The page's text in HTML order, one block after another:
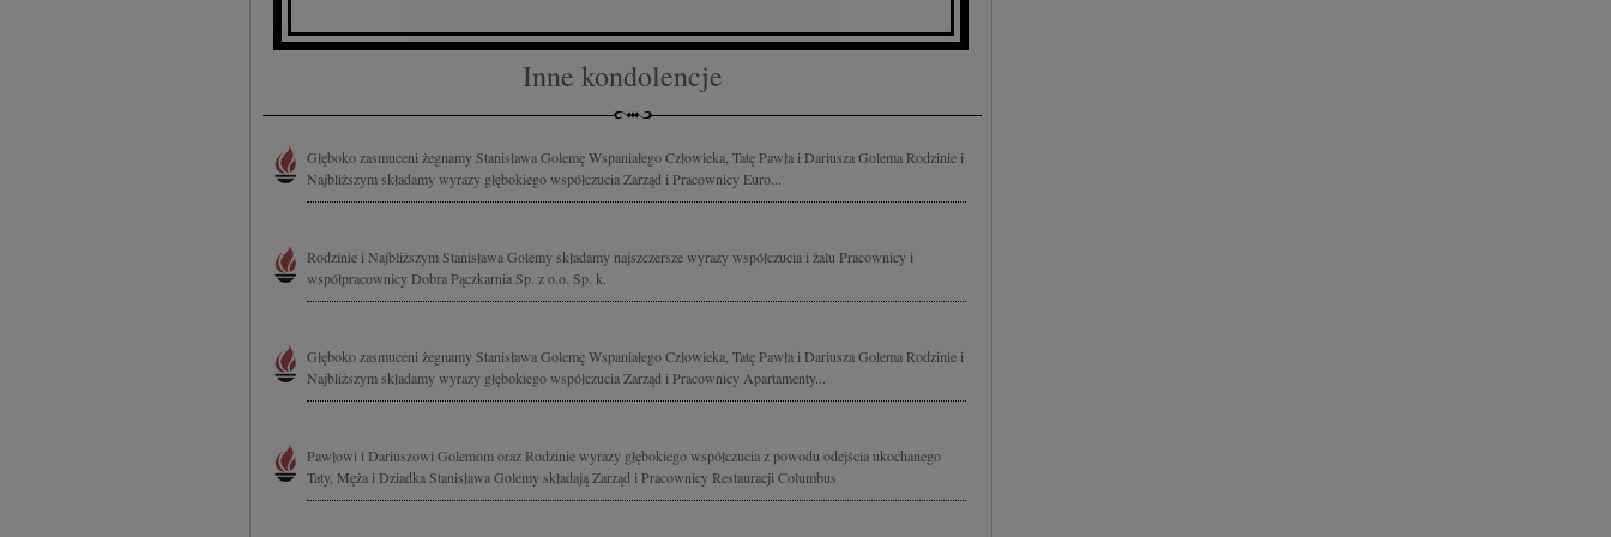
Inne kondolencje
Głęboko zasmuceni żegnamy Stanisława Golemę Wspaniałego Człowieka, Tatę Pawła i Dariusza Golema Rodzinie i
Najbliższym składamy wyrazy głębokiego współczucia Zarząd i Pracownicy Euro...
Rodzinie i Najbliższym Stanisława Golemy składamy najszczersze wyrazy współczucia i żalu Pracownicy i
współpracownicy Dobra Pączkarnia Sp. z o.o. Sp. k.
Głęboko zasmuceni żegnamy Stanisława Golemę Wspaniałego Człowieka, Tatę Pawła i Dariusza Golema Rodzinie i
Najbliższym składamy wyrazy głębokiego współczucia Zarząd i Pracownicy Apartamenty...
Pawłowi i Dariuszowi Golemom oraz Rodzinie wyrazy głębokiego współczucia z powodu odejścia ukochanego
Taty, Męża i Dziadka Stanisława Golemy składają Zarząd i Pracownicy Restauracji Columbus